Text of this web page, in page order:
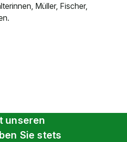
Müller, Fischer,
unseren
Sie stets